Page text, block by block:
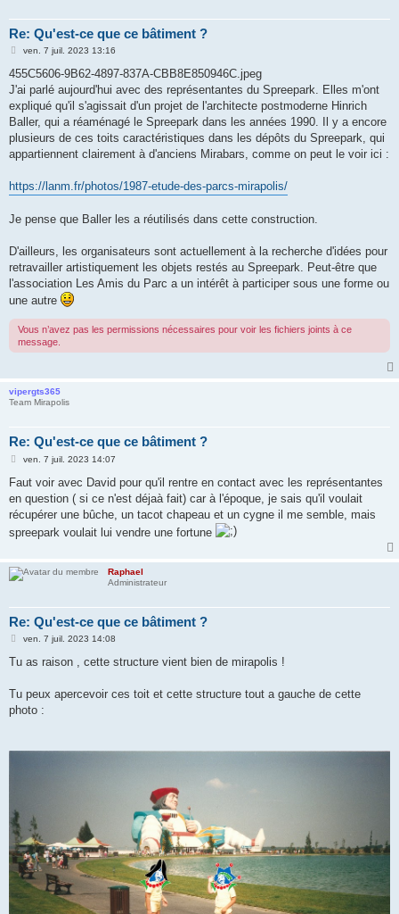
Re: Qu'est-ce que ce bâtiment ?
M
s
a
g
e
ven. 7 juil. 2023 13:16
455C5606-9B62-4897-837A-CBB8E850946C.jpeg
J'ai parlé aujourd'hui avec des représentantes du Spreepark. Elles m'ont
expliqué qu'il s'agissait d'un projet de l'architecte postmoderne Hinrich
Baller, qui a réaménagé le Spreepark dans les années 1990. Il y a encore
plusieurs de ces toits caractéristiques dans les dépôts du Spreepark, qui
appartiennent clairement à d'anciens Mirabars, comme on peut le voir ici :
https://lanm.fr/photos/1987-etude-des-parcs-mirapolis/
Je pense que Baller les a réutilisés dans cette construction.
D'ailleurs, les organisateurs sont actuellement à la recherche d'idées pour
retravailler artistiquement les objets restés au Spreepark. Peut-être que
l'association Les Amis du Parc a un intérêt à participer sous une forme ou
une autre
Vous n’avez pas les permissions nécessaires pour voir les fichiers joints à ce
message.
vipergts365
Team Mirapolis
Re: Qu'est-ce que ce bâtiment ?
M
s
a
g
ven. 7 juil. 2023 14:07
Faut voir avec David pour qu'il rentre en contact avec les représentantes
en question ( si ce n'est déjaà fait) car à l'époque, je sais qu'il voulait
récupérer une bûche, un tacot chapeau et un cygne il me semble, mais
spreepark voulait lui vendre une fortune
Raphael
Administrateur
Re: Qu'est-ce que ce bâtiment ?
M
s
g
ven. 7 juil. 2023 14:08
Tu as raison , cette structure vient bien de mirapolis !
Tu peux apercevoir ces toit et cette structure tout a gauche de cette
photo :